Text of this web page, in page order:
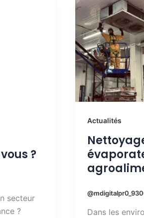
?
secteur
?
Actualités
Dans les